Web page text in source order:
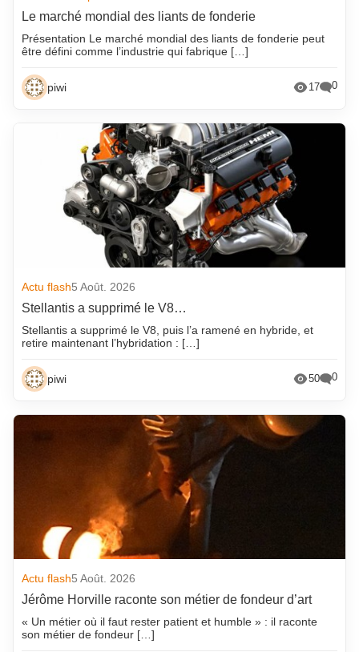
Le marché mondial des liants de fonderie
Présentation Le marché mondial des liants de fonderie peut
être défini comme l’industrie qui fabrique […]
piwi 17 0
Actu flash5 Août. 2026
Stellantis a supprimé le V8…
Stellantis a supprimé le V8, puis l’a ramené en hybride, et
retire maintenant l’hybridation : […]
piwi 50 0
Actu flash5 Août. 2026
Jérôme Horville raconte son métier de fondeur d’art
« Un métier où il faut rester patient et humble » : il raconte
son métier de fondeur […]